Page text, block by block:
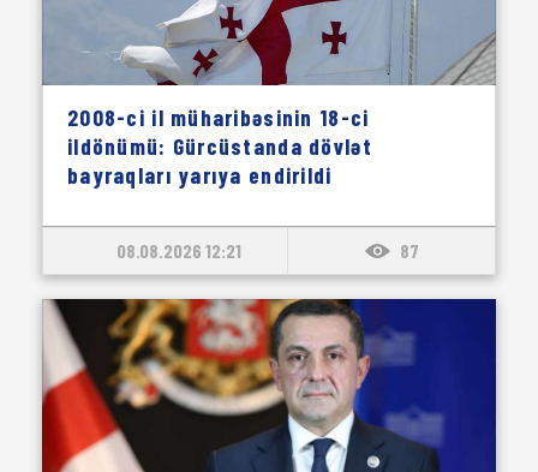
2008-ci il müharibəsinin 18-ci
ildönümü: Gürcüstanda dövlət
bayraqları yarıya endirildi
08.08.2026 12:21 87